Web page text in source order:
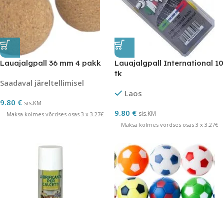
Lauajalgpall 36 mm 4 pakk
Saadaval järeltellimisel
9.80 € sis.KM
Maksa kolmes võrdses osas 3 x 3.27€
Lauajalgpall International 10
tk
Laos
9.80 € sis.KM
Maksa kolmes võrdses osas 3 x 3.27€